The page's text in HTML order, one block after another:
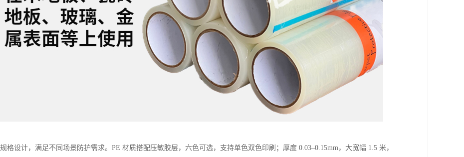
格设计，满足不同场景防护需求。PE 材质搭配压敏胶层，六色可选，支持单色双色印刷；厚度 0.03–0.15mm，大宽幅 1.5 米，